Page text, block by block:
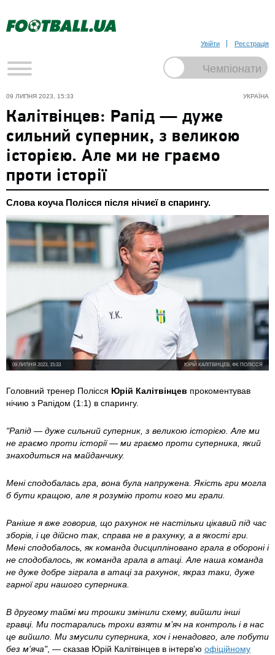
Увійти Реєстрація
УКРАЇНА
09 ЛИПНЯ 2023, 15:33
Калітвінцев: Рапід — дуже
сильний суперник, з великою
історією. Але ми не граємо
проти історії
Слова коуча Полісся після нічиєї в спарингу.
ЮРІЙ КАЛІТВІНЦЕВ, ФК ПОЛІССЯ
09 ЛИПНЯ 2023, 15:33
Головний тренер Полісся Юрій Калітвінцев прокоментував
нічию з Рапідом (1:1) в спарингу.
"Рапід — дуже сильний суперник, з великою історією. Але ми
не граємо проти історії — ми граємо проти суперника, який
знаходиться на майданчику.
Мені сподобалась гра, вона була напружена. Якість гри могла
б бути кращою, але я розумію проти кого ми грали.
Раніше я вже говорив, що рахунок не настільки цікавий під час
зборів, і це дійсно так, справа не в рахунку, а в якості гри.
Мені сподобалось, як команда дисципліновано грала в обороні і
не сподобалось, як команда грала в атаці. Але наша команда
не дуже добре зіграла в атаці за рахунок, якраз таки, дуже
гарної гри нашого суперника.
В другому таймі ми трошки змінили схему, вийшли інші
гравці. Ми постарались трохи взяти м’яч на контроль і в нас
це вийшло. Ми змусили суперника, хоч і ненадовго, але побути
без м’яча", — сказав Юрій Калітвінцев в інтерв'ю офіційному